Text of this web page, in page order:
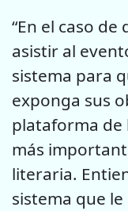
“En el caso
asistir al
sistema para
exponga sus
plataforma de
más
literaria.
sistema que